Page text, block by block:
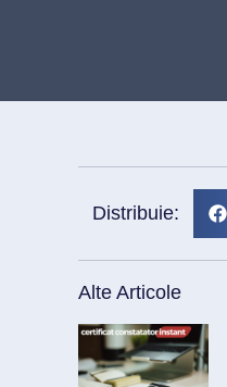
Distribuie:
Alte Articole